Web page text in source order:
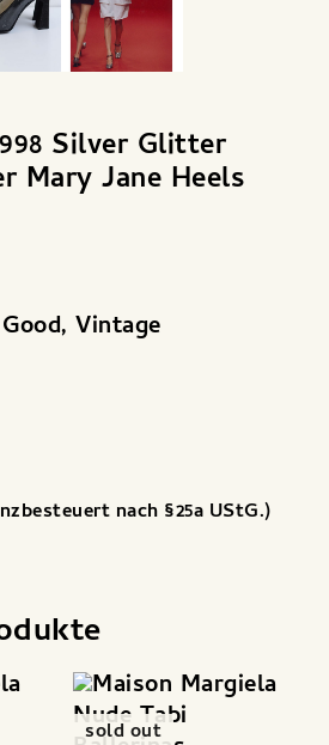
Silver Glitter
Mary Jane Heels
Vintage
nach §25a UStG.)
sold out